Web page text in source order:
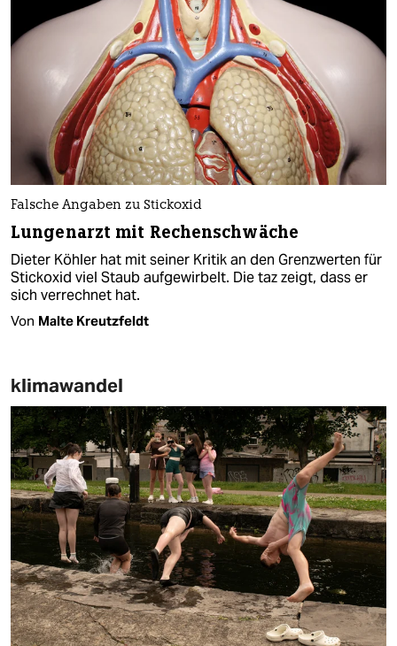
Falsche Angaben zu Stickoxid
Lungenarzt mit Rechenschwäche
Dieter Köhler hat mit seiner Kritik an den Grenzwerten für
Stickoxid viel Staub aufgewirbelt. Die taz zeigt, dass er
sich verrechnet hat.
Von Malte Kreutzfeldt
klimawandel